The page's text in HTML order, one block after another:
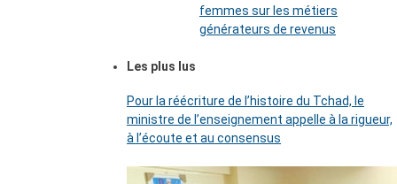
femmes sur les métiers
générateurs de revenus
Les plus lus
Pour la réécriture de l’histoire du Tchad, le
ministre de l’enseignement appelle à la rigueur,
à l’écoute et au consensus